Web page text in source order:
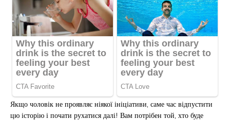
Якщо чоловік не проявляє ніякої ініціативи, саме час відпустити
цю історію і почати рухатися далі! Вам потрібен той, хто буде